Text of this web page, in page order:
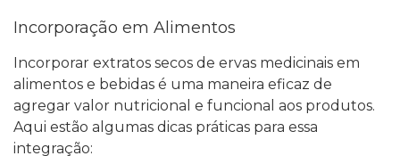
Incorporação em Alimentos
Incorporar extratos secos de ervas medicinais em
alimentos e bebidas é uma maneira eficaz de
agregar valor nutricional e funcional aos produtos.
Aqui estão algumas dicas práticas para essa
integração: